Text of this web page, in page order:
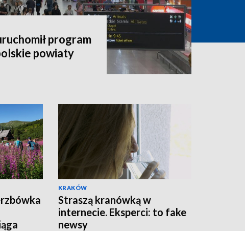
program
powiaty
KRAKÓW
Straszą kranówką w
internecie. Eksperci: to fake
newsy